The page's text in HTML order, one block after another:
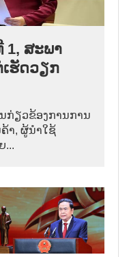
1, ສະພາ
ຮັດວຽກ
ກ່ຽວຂ້ອງການການ
າ, ຜູ້ນຳໃຊ້
...